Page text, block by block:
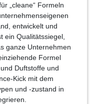
„cleane“ Formeln
entwickelt und
ein Qualitätssiegel,
ganze Unternehmen
Formel
Duftstoffe und
Kick mit dem
und -zustand in